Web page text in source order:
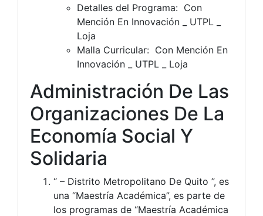
Detalles del Programa: Con
Mención En Innovación _ UTPL _
Loja
Malla Curricular: Con Mención En
Innovación _ UTPL _ Loja
Administración De Las
Organizaciones De La
Economía Social Y
Solidaria
“ – Distrito Metropolitano De Quito ”, es
una “Maestría Académica”, es parte de
los programas de “Maestría Académica